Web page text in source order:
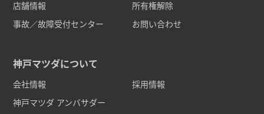
店舗情報
所有権解除
事故／故障受付センター
お問い合わせ
神戸マツダについて
会社情報
採用情報
神戸マツダ アンバサダー